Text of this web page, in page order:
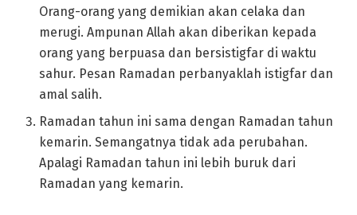
Orang-orang yang demikian akan celaka dan
merugi. Ampunan Allah akan diberikan kepada
orang yang berpuasa dan bersistigfar di waktu
sahur. Pesan Ramadan perbanyaklah istigfar dan
amal salih.
Ramadan tahun ini sama dengan Ramadan tahun
kemarin. Semangatnya tidak ada perubahan.
Apalagi Ramadan tahun ini lebih buruk dari
Ramadan yang kemarin.